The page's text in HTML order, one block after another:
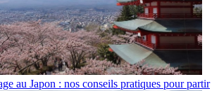
au Japon : nos conseils pratiques pour partir